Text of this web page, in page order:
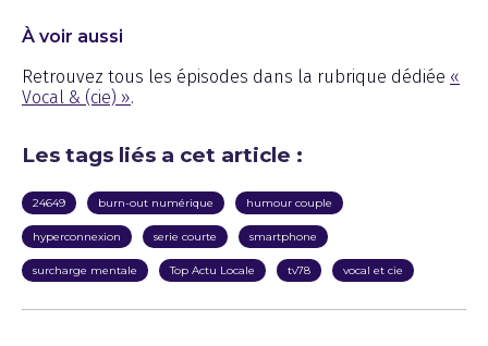
À voir aussi
Retrouvez tous les épisodes dans la rubrique dédiée «
Vocal & (cie) ».
Les tags liés a cet article :
24649 burn-out numérique humour couple
hyperconnexion serie courte smartphone
surcharge mentale Top Actu Locale tv78 vocal et cie